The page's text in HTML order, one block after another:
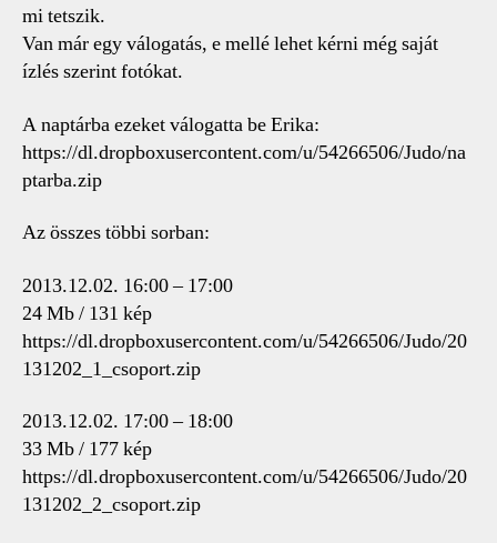
mi tetszik.
Van már egy válogatás, e mellé lehet kérni még saját
ízlés szerint fotókat.
A naptárba ezeket válogatta be Erika:
https://dl.dropboxusercontent.com/u/54266506/Judo/na
ptarba.zip
Az összes többi sorban:
2013.12.02. 16:00 – 17:00
24 Mb / 131 kép
https://dl.dropboxusercontent.com/u/54266506/Judo/20
131202_1_csoport.zip
2013.12.02. 17:00 – 18:00
33 Mb / 177 kép
https://dl.dropboxusercontent.com/u/54266506/Judo/20
131202_2_csoport.zip